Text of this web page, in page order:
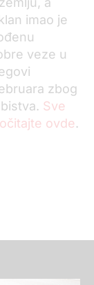
imao je
veze u
zbog
Sve
ovde.